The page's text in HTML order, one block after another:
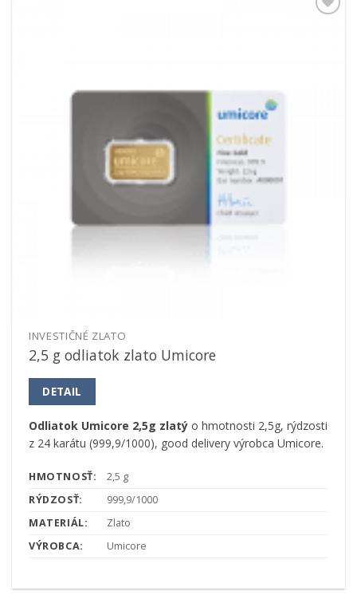
INVESTIČNÉ ZLATO
2,5 g odliatok zlato Umicore
DETAIL
Odliatok Umicore 2,5g zlatýo hmotnosti 2,5g, rýdzosti
z 24 karátu (999,9/1000), good delivery výrobca Umicore.
HMOTNOSŤ:
2,5 g
RÝDZOSŤ:
999,9/1000
MATERIÁL:
Zlato
VÝROBCA:
Umicore